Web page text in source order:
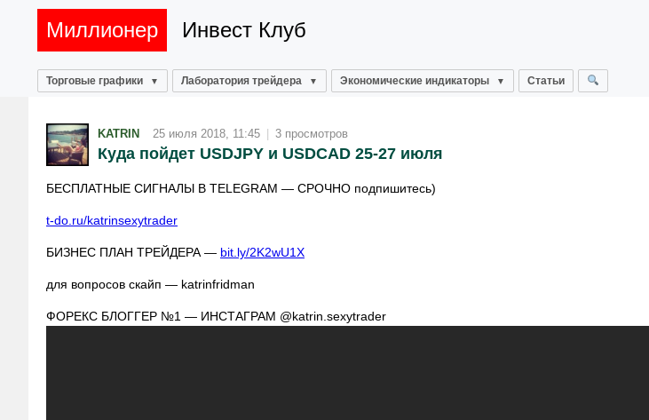
Миллионер Инвест Клуб
Торговые графики Лаборатория трейдера Экономические индикаторы Статьи
KATRIN 25 июля 2018, 11:45 | 3 просмотров
Куда пойдет USDJPY и USDCAD 25-27 июля
БЕСПЛАТНЫЕ СИГНАЛЫ В TELEGRAM — СРОЧНО подпишитесь)
t-do.ru/katrinsexytrader
БИЗНЕС ПЛАН ТРЕЙДЕРА — bit.ly/2K2wU1X
для вопросов скайп — katrinfridman
ФОРЕКС БЛОГГЕР №1 — ИНСТАГРАМ @katrin.sexytrader